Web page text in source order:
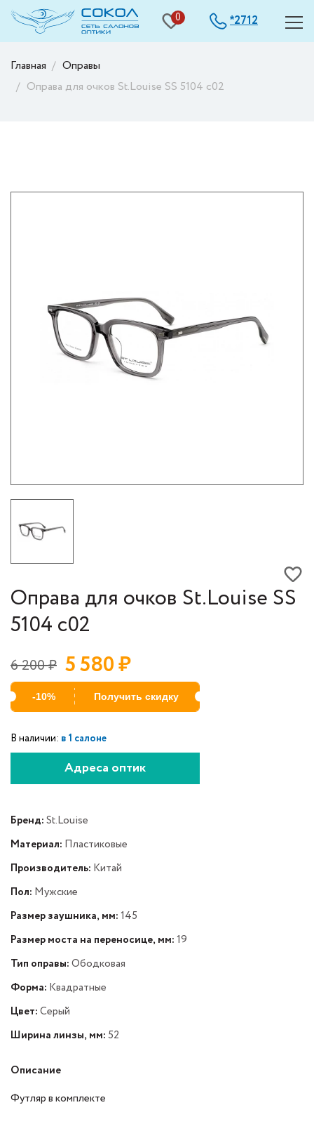
0 *2712
Главная
Оправы
Оправа для очков St.Louise SS 5104 с02
Оправа для очков St.Louise SS
5104 с02
6 200₽ 5 580₽
-10% Получить скидку
В наличии: в 1 салоне
Адреса оптик
Бренд:St.Louise
Материал: Пластиковые
Производитель: Китай
Пол: Мужские
Размер заушника, мм:145
Размер моста на переносице, мм:19
Тип оправы:Ободковая
Форма: Квадратные
Цвет:Серый
Ширина линзы, мм:52
Описание
Футляр в комплекте